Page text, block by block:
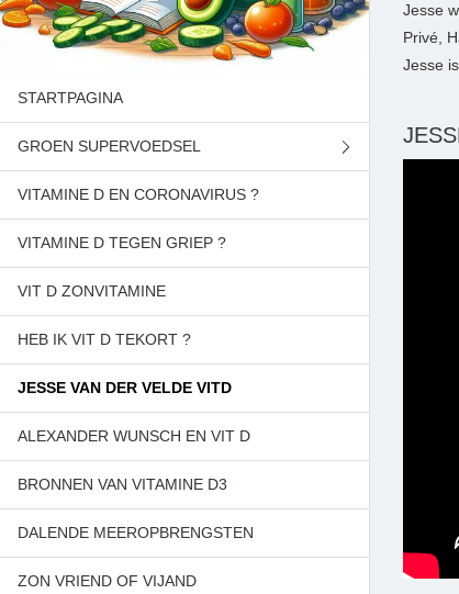
STARTPAGINA
GROEN SUPERVOEDSEL
BESTEL CHLORELLA
BESTEL SPIRULINA
BETAAL JE BESTELLING
SAMENAANKOOP
VITAMINE D EN CORONAVIRUS ?
VITAMINE D TEGEN GRIEP ?
VIT D ZONVITAMINE
HEB IK VIT D TEKORT ?
JESSE VAN DER VELDE VITD
ALEXANDER WUNSCH EN VIT D
BRONNEN VAN VITAMINE D3
DALENDE MEEROPBRENGSTEN
ZON VRIEND OF VIJAND
Jesse
Privé,
Jesse